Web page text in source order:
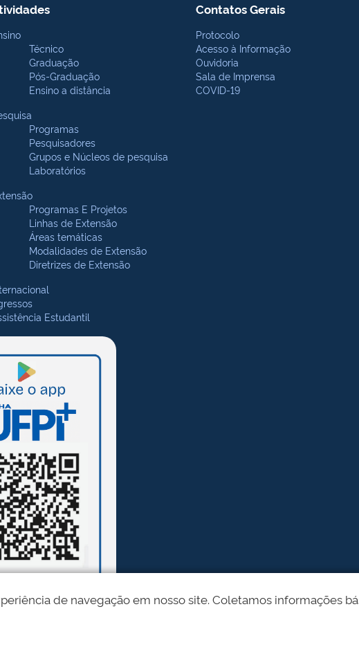
Técnico
Graduação
Pós-Graduação
Ensino a distância
Programas
Pesquisadores
Grupos e Núcleos de pesquisa
Laboratórios
Programas E Projetos
Linhas de Extensão
Áreas temáticas
Modalidades de Extensão
Diretrizes de Extensão
Estudantil
Contatos Gerais
Protocolo
Acesso à Informação
Ouvidoria
Sala de Imprensa
COVID-19
de navegação em nosso site. Coletamos informações